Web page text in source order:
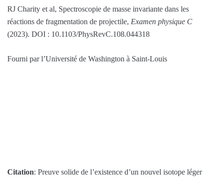
RJ Charity et al, Spectroscopie de masse invariante dans les
réactions de fragmentation de projectile, Examen physique C
(2023). DOI : 10.1103/PhysRevC.108.044318
Fourni par l’Université de Washington à Saint-Louis
Citation: Preuve solide de l’existence d’un nouvel isotope léger